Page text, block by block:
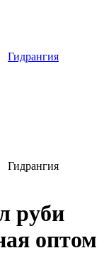
Гидрангия
Гидрангия
руби
оптом